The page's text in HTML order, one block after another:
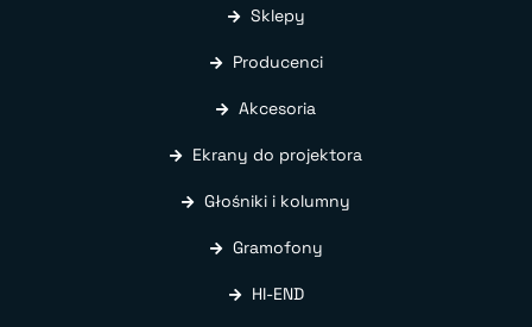
Sklepy
Producenci
Akcesoria
Ekrany do projektora
Głośniki i kolumny
Gramofony
HI-END